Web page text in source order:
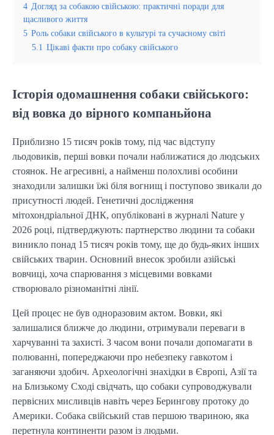
4 Догляд за собакою свійською: практичні поради для
щасливого життя
5 Роль собаки свійського в культурі та сучасному світі
5.1 Цікаві факти про собаку свійського
Історія одомашнення собаки свійського:
від вовка до вірного компаньйона
Приблизно 15 тисяч років тому, під час відступу
льодовиків, перші вовки почали наближатися до людських
стоянок. Не агресивні, а найменш полохливі особини
знаходили залишки їжі біля вогнищ і поступово звикали до
присутності людей. Генетичні дослідження
мітохондріальної ДНК, опубліковані в журналі Nature у
2026 році, підтверджують: партнерство людини та собаки
виникло понад 15 тисяч років тому, ще до будь-яких інших
свійських тварин. Основний внесок зробили азійські
вовчиці, хоча спарювання з місцевими вовками
створювало різноманітні лінії.
Цей процес не був одноразовим актом. Вовки, які
залишалися ближче до людини, отримували переваги в
харчуванні та захисті. З часом вони почали допомагати в
полюванні, попереджаючи про небезпеку гавкотом і
заганяючи здобич. Археологічні знахідки в Європі, Азії та
на Близькому Сході свідчать, що собаки супроводжували
первісних мисливців навіть через Берингову протоку до
Америки. Собака свійський став першою твариною, яка
перетнула континенти разом із людьми.